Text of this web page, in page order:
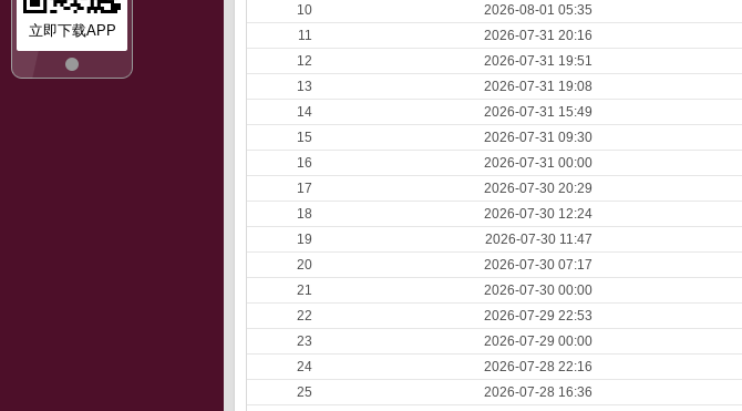
立即下载APP
10
2026-08-01 05:35
11
2026-07-31 20:16
12
2026-07-31 19:51
13
2026-07-31 19:08
14
2026-07-31 15:49
15
2026-07-31 09:30
16
2026-07-31 00:00
17
2026-07-30 20:29
18
2026-07-30 12:24
19
2026-07-30 11:47
20
2026-07-30 07:17
21
2026-07-30 00:00
22
2026-07-29 22:53
23
2026-07-29 00:00
24
2026-07-28 22:16
25
2026-07-28 16:36